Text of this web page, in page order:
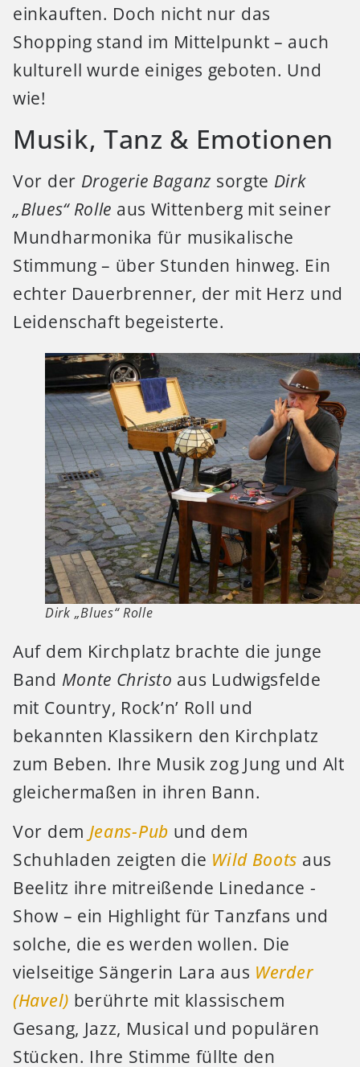
einkauften. Doch nicht nur das
Shopping stand im Mittelpunkt – auch
kulturell wurde einiges geboten. Und
wie!
Musik, Tanz & Emotionen
Vor der Drogerie Baganz sorgte Dirk
„Blues“ Rolle aus Wittenberg mit seiner
Mundharmonika für musikalische
Stimmung – über Stunden hinweg. Ein
echter Dauerbrenner, der mit Herz und
Leidenschaft begeisterte.
Dirk „Blues“ Rolle
Auf dem Kirchplatz brachte die junge
Band Monte Christo aus Ludwigsfelde
mit Country, Rock’n’ Roll und
bekannten Klassikern den Kirchplatz
zum Beben. Ihre Musik zog Jung und Alt
gleichermaßen in ihren Bann.
Vor dem Jeans-Pub und dem
Schuhladen zeigten die Wild Boots aus
Beelitz ihre mitreißende Linedance -
Show – ein Highlight für Tanzfans und
solche, die es werden wollen. Die
vielseitige Sängerin Lara aus Werder
(Havel) berührte mit klassischem
Gesang, Jazz, Musical und populären
Stücken. Ihre Stimme füllte den